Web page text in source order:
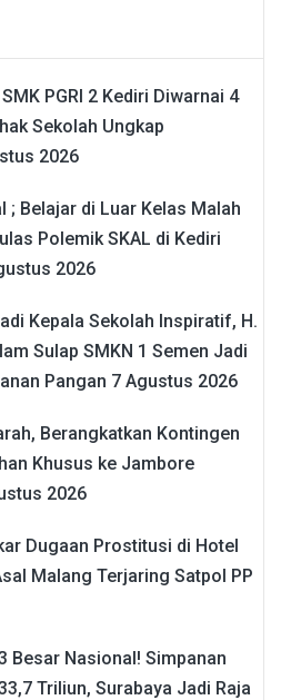
PGRI 2 Kediri Diwarnai 4
Sekolah Ungkap
2026
; Belajar di Luar Kelas Malah
Polemik SKAL di Kediri
2026
Kepala Sekolah Inspiratif, H.
Sulap SMKN 1 Semen Jadi
Pangan 7 Agustus 2026
Berangkatkan Kontingen
Khusus ke Jambore
2026
Dugaan Prostitusi di Hotel
Malang Terjaring Satpol PP
Besar Nasional! Simpanan
Triliun, Surabaya Jadi Raja